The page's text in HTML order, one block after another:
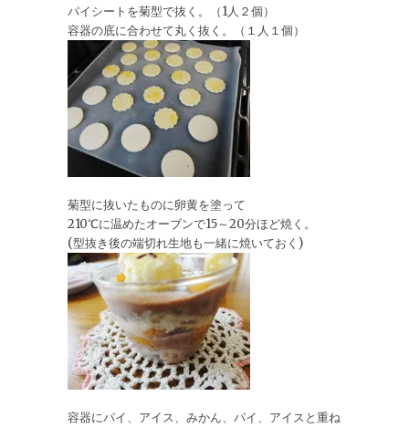
パイシートを菊型で抜く。（1人２個）
容器の底に合わせて丸く抜く。（１人１個）
菊型に抜いたものに卵黄を塗って
210℃に温めたオーブンで15～20分ほど焼く。
(型抜き後の端切れ生地も一緒に焼いておく)
容器にパイ、アイス、みかん、パイ、アイスと重ね